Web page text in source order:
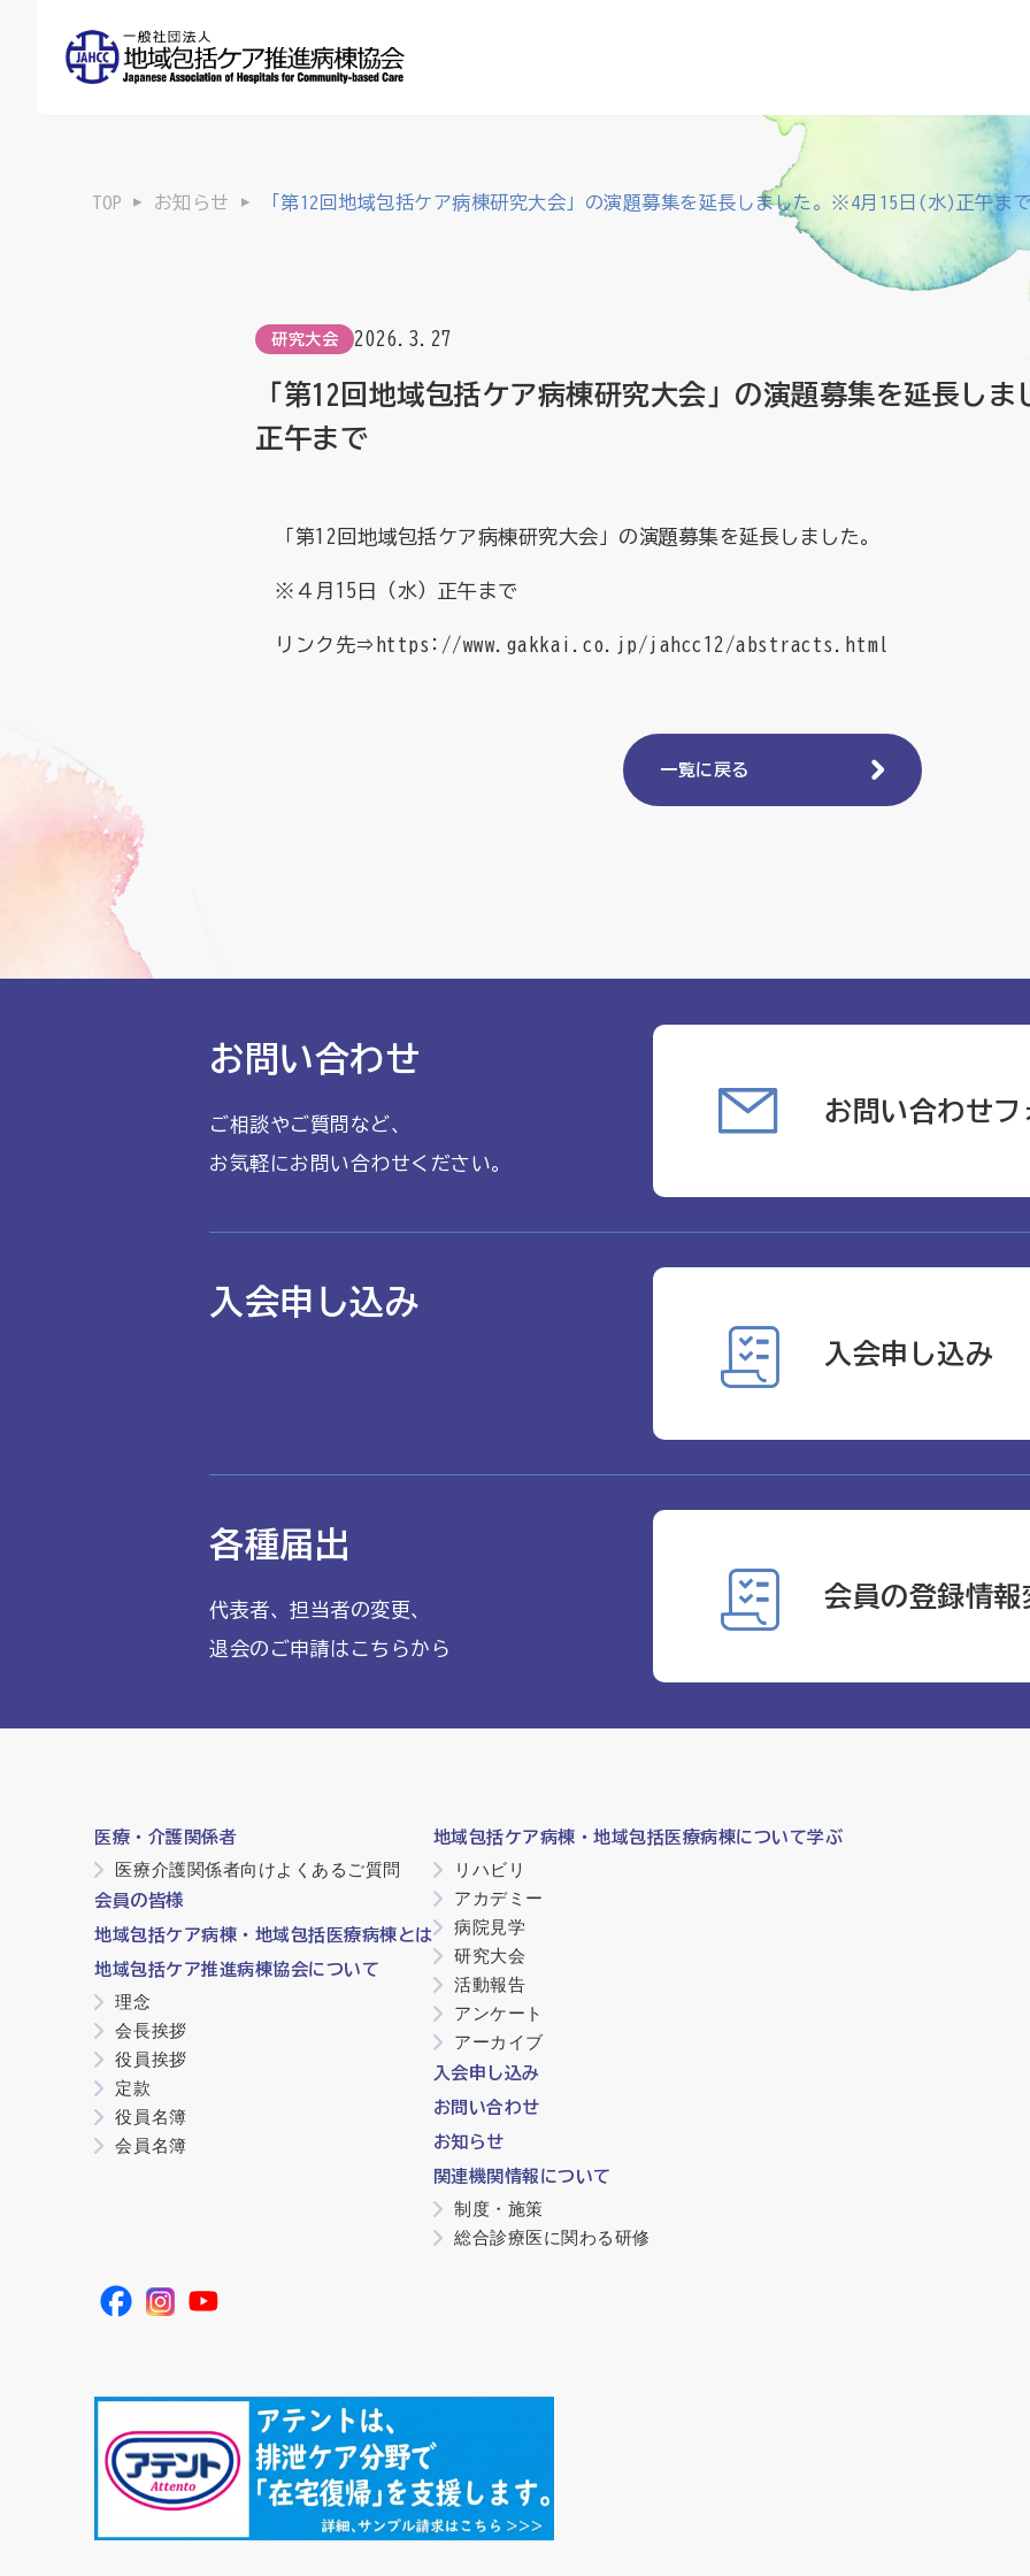
TOP お知らせ 「第12回地域包括ケア病棟研究大会」の演題募集を延長しました。※4月15日(水)正午ま
研究大会 2026.3.27
「第12回地域包括ケア病棟研究大会」の演題募集を延長し
正午まで
「第12回地域包括ケア病棟研究大会」の演題募集を延長しました。
※４月15日（水）正午まで
リンク先⇒ https://www.gakkai.co.jp/jahcc12/abstracts.html
一覧に戻る
お問い合わせ
ご相談やご質問など、
お気軽にお問い合わせください。
お問い合わせフ
入会申し込み
入会申し込み
各種届出
代表者、担当者の変更、
退会のご申請はこちらから
会員の登録情報
医療・介護関係者
医療介護関係者向けよくあるご質問
会員の皆様
地域包括ケア病棟・地域包括医療病棟とは
地域包括ケア推進病棟協会について
理念
会長挨拶
役員挨拶
定款
役員名簿
会員名簿
地域包括ケア病棟・地域包括医療病棟について学ぶ
リハビリ
アカデミー
病院見学
研究大会
活動報告
アンケート
アーカイブ
入会申し込み
お問い合わせ
お知らせ
関連機関情報について
制度・施策
総合診療医に関わる研修